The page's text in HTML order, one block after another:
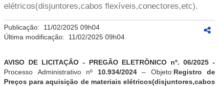
elétricos(disjuntores,cabos flexíveis,conectores,etc).
Publicação: 11/02/2025 09h04
Última modificação: 11/02/2025 09h04
AVISO DE LICITAÇÃO - PREGÃO ELETRÔNICO nº. 06/2025 -
Processo Administrativo nº 10.934/2024– Objeto:Registro de
Preços para aquisição de materiais elétricos(disjuntores,cabos